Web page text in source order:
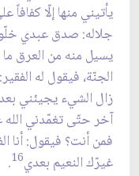
يأتيني منها إلّا
جلاله: صدق عبدي
يسيل منه من العرق ما
الجنّة، فيقول له
زال الشيء يجيئني
آخر حتّى تغمّدني الله
فمن أنت؟ فيقول: أنا
غيرّك النعيم بعدي16
.